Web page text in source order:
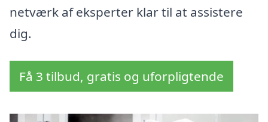
netværk af eksperter klar til at assistere
dig.
Få 3 tilbud, gratis og uforpligtende